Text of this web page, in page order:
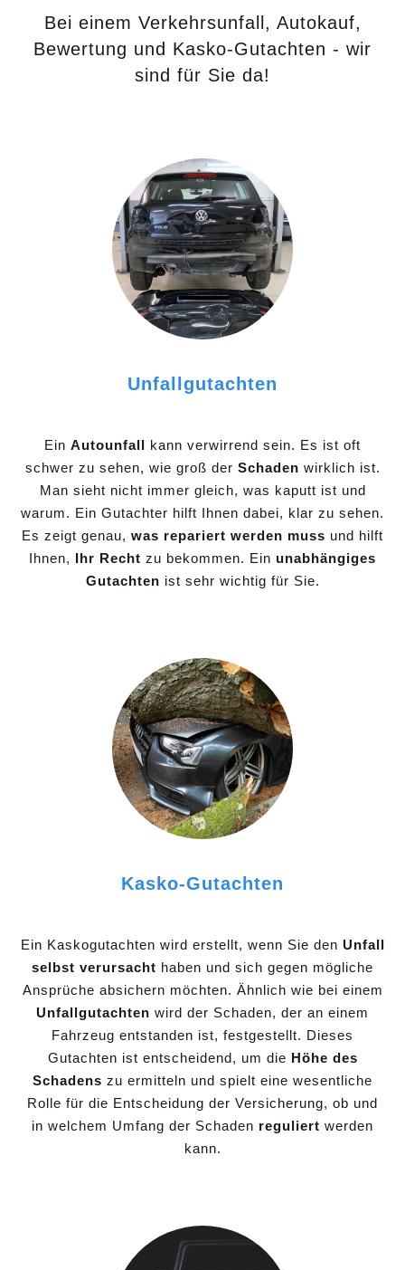
Bei einem Verkehrsunfall, Autokauf,
Bewertung und Kasko-Gutachten - wir
sind für Sie da!
Unfallgutachten
Ein Autounfall kann verwirrend sein. Es ist oft
schwer zu sehen, wie groß der Schaden wirklich ist.
Man sieht nicht immer gleich, was kaputt ist und
warum. Ein Gutachter hilft Ihnen dabei, klar zu sehen.
Es zeigt genau, was repariert werden muss und hilft
Ihnen, Ihr Recht zu bekommen. Ein unabhängiges
Gutachten ist sehr wichtig für Sie.
Kasko-Gutachten
Ein Kaskogutachten wird erstellt, wenn Sie den Unfall
selbst verursacht haben und sich gegen mögliche
Ansprüche absichern möchten. Ähnlich wie bei einem
Unfallgutachten wird der Schaden, der an einem
Fahrzeug entstanden ist, festgestellt. Dieses
Gutachten ist entscheidend, um die Höhe des
Schadens zu ermitteln und spielt eine wesentliche
Rolle für die Entscheidung der Versicherung, ob und
in welchem Umfang der Schaden reguliert werden
kann.